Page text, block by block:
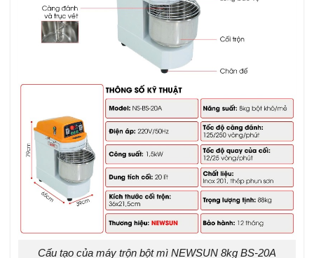
Cấu tạo của máy trộn bột mì NEWSUN 8kg BS-20A